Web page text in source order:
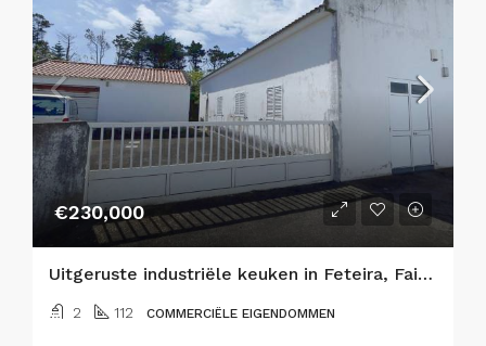
€230,000
Uitgeruste industriële keuken in Feteira, Faial Eiland
2 112 COMMERCIËLE EIGENDOMMEN